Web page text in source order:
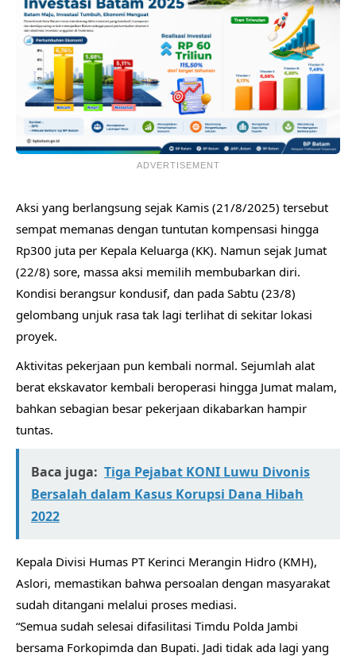
ADVERTISEMENT
Aksi yang berlangsung sejak Kamis (21/8/2025) tersebut
sempat memanas dengan tuntutan kompensasi hingga
Rp300 juta per Kepala Keluarga (KK). Namun sejak Jumat
(22/8) sore, massa aksi memilih membubarkan diri.
Kondisi berangsur kondusif, dan pada Sabtu (23/8)
gelombang unjuk rasa tak lagi terlihat di sekitar lokasi
proyek.
Aktivitas pekerjaan pun kembali normal. Sejumlah alat
berat ekskavator kembali beroperasi hingga Jumat malam,
bahkan sebagian besar pekerjaan dikabarkan hampir
tuntas.
Baca juga: Tiga Pejabat KONI Luwu Divonis
Bersalah dalam Kasus Korupsi Dana Hibah
2022
Kepala Divisi Humas PT Kerinci Merangin Hidro (KMH),
Aslori, memastikan bahwa persoalan dengan masyarakat
sudah ditangani melalui proses mediasi.
“Semua sudah selesai difasilitasi Timdu Polda Jambi
bersama Forkopimda dan Bupati. Jadi tidak ada lagi yang